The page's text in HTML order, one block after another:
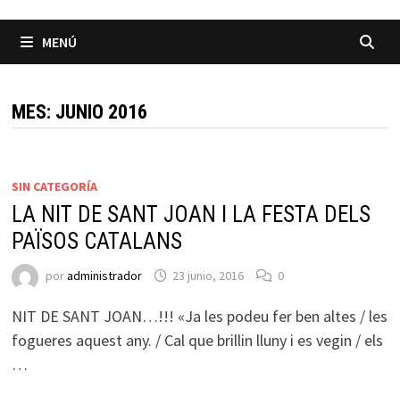
MENÚ
MES: JUNIO 2016
SIN CATEGORÍA
LA NIT DE SANT JOAN I LA FESTA DELS
PAÏSOS CATALANS
poradministrador 23 junio, 2016 0
NIT DE SANT JOAN…!!! «Ja les podeu fer ben altes / les
fogueres aquest any. / Cal que brillin lluny i es vegin / els
…